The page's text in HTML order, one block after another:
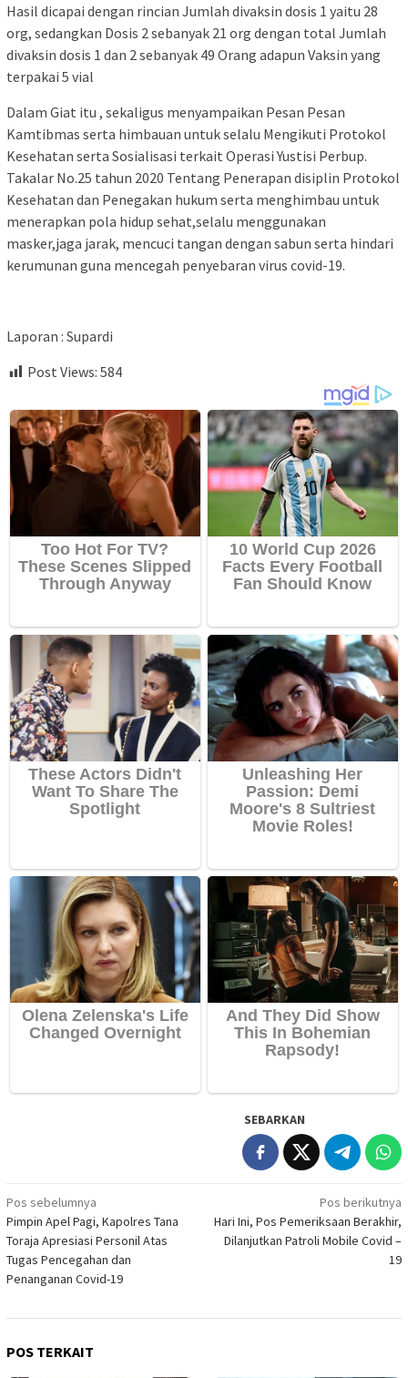
Hasil dicapai dengan rincian Jumlah divaksin dosis 1 yaitu 28
org, sedangkan Dosis 2 sebanyak 21 org dengan total Jumlah
divaksin dosis 1 dan 2 sebanyak 49 Orang adapun Vaksin yang
terpakai 5 vial
Dalam Giat itu , sekaligus menyampaikan Pesan Pesan
Kamtibmas serta himbauan untuk selalu Mengikuti Protokol
Kesehatan serta Sosialisasi terkait Operasi Yustisi Perbup.
Takalar No.25 tahun 2020 Tentang Penerapan disiplin Protokol
Kesehatan dan Penegakan hukum serta menghimbau untuk
menerapkan pola hidup sehat,selalu menggunakan
masker,jaga jarak, mencuci tangan dengan sabun serta hindari
kerumunan guna mencegah penyebaran virus covid-19.
Laporan : Supardi
Post Views: 584
SEBARKAN
Navigasi
pos
Pos sebelumnya
Pimpin Apel Pagi, Kapolres Tana
Toraja Apresiasi Personil Atas
Tugas Pencegahan dan
Penanganan Covid-19
Pos berikutnya
Hari Ini, Pos Pemeriksaan Berakhir,
Dilanjutkan Patroli Mobile Covid –
19
POS TERKAIT